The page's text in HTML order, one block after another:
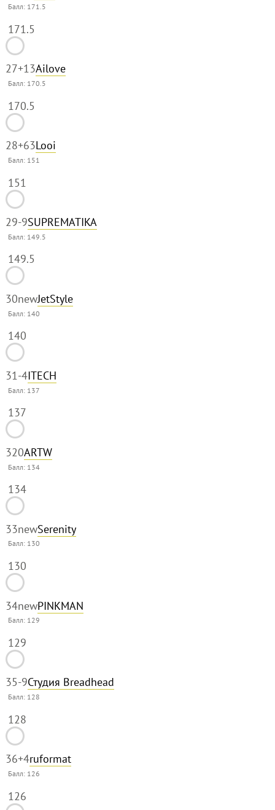
Балл: 171.5
171.5
27+13Ailove
Балл: 170.5
170.5
28+63Looi
Балл: 151
151
29-9SUPREMATIKA
Балл: 149.5
149.5
30newJetStyle
Балл: 140
140
31-4ITECH
Балл: 137
137
320ARTW
Балл: 134
134
33newSerenity
Балл: 130
130
34newPINKMAN
Балл: 129
129
35-9Студия Breadhead
Балл: 128
128
36+4ruformat
Балл: 126
126